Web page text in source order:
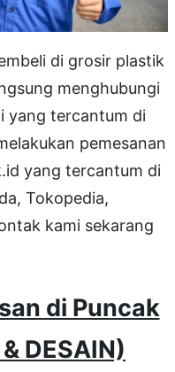
di grosir plastik
menghubungi
yang tercantum di
pemesanan
yang tercantum di
Tokopedia,
kami sekarang
di Puncak
DESAIN)